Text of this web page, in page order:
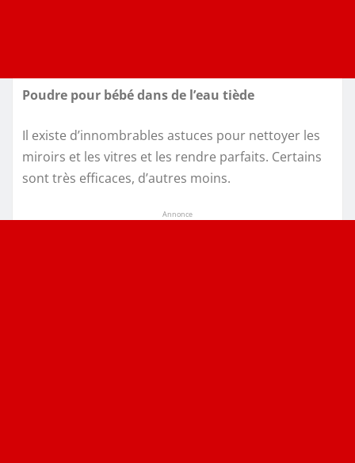
Poudre pour bébé dans de l’eau tiède
Il existe d’innombrables astuces pour nettoyer les
miroirs et les vitres et les rendre parfaits. Certains
sont très efficaces, d’autres moins.
Annonce